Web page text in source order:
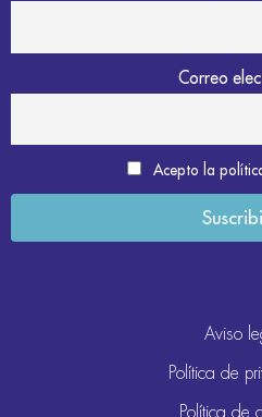
Correo
Acepto la
Aviso
Política de
Política de